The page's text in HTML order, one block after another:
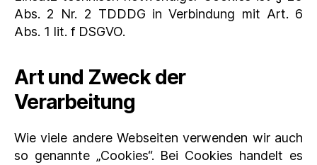
Abs. 2 Nr. 2 TDDDG in Verbindung mit Art. 6
Abs. 1 lit. f DSGVO.
Art und Zweck der
Verarbeitung
Wie viele andere Webseiten verwenden wir auch
so genannte „Cookies“. Bei Cookies handelt es